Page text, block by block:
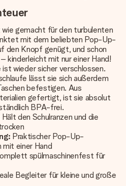
gemacht für den turbulenten
mit dem beliebten Pop-Up-
den Knopf genügt, und schon
kinderleicht mit nur einer Hand!
ist wieder sicher verschlossen.
lässt sie sich außerdem
befestigen. Aus
gefertigt, ist sie absolut
BPA-frei.
Hält den Schulranzen und die
Praktischer Pop-Up-
einer Hand
spülmaschinenfest für
Begleiter für kleine und große